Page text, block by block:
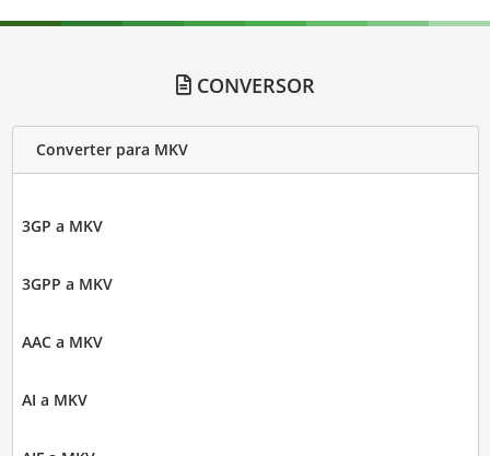
CONVERSOR
Converter para MKV
3GP a MKV
3GPP a MKV
AAC a MKV
AI a MKV